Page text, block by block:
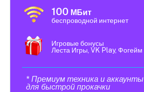
100 МБит
беспроводной интернет
Игровые бонусы
Леста Игры, VK Play, Фогейм
* Премиум техника и аккаунты
для быстрой прокачки